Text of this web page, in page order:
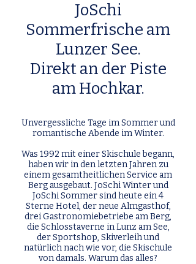
JoSchi
Sommerfrische am
Lunzer See.
Direkt an der Piste
am Hochkar.
Unvergessliche Tage im Sommer und
romantische Abende im Winter.
Was 1992 mit einer Skischule begann,
haben wir in den letzten Jahren zu
einem gesamtheitlichen Service am
Berg ausgebaut. JoSchi Winter und
JoSchi Sommer sind heute ein 4
Sterne Hotel, der neue Almgasthof,
drei Gastronomiebetriebe am Berg,
die Schlosstaverne in Lunz am See,
der Sportshop, Skiverleih und
natürlich nach wie vor, die Skischule
von damals. Warum das alles?